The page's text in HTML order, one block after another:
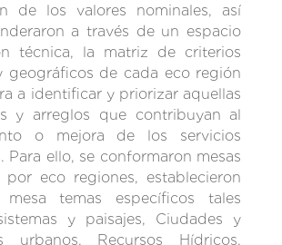
de los valores nominales, así
a través de un espacio
técnica, la matriz de criterios
geográficos de cada eco región
a identificar y priorizar aquellas
y arreglos que contribuyan al
o mejora de los servicios
Para ello, se conformaron mesas
eco regiones, establecieron
temas específicos tales
y paisajes, Ciudades y
urbanos, Recursos Hídricos,